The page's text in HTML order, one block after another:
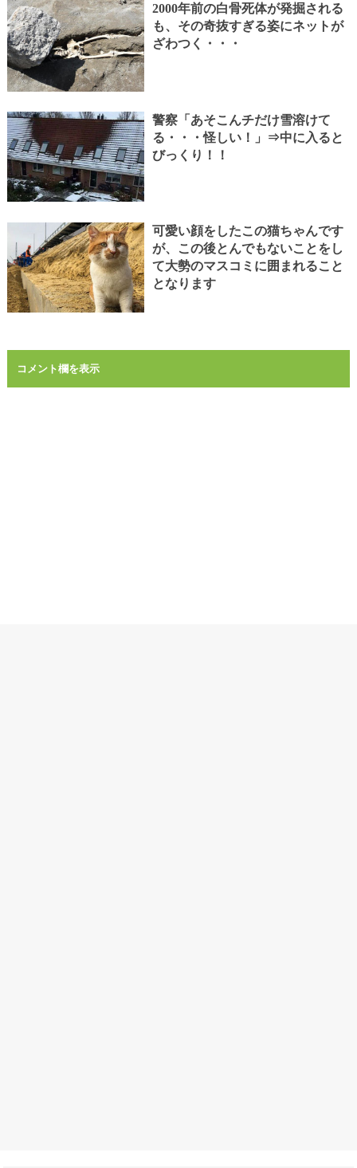
2000年前の白骨死体が発掘される
も、その奇抜すぎる姿にネットが
ざわつく・・・
警察「あそこんチだけ雪溶けて
る・・・怪しい！」⇒中に入ると
びっくり！！
可愛い顔をしたこの猫ちゃんです
が、この後とんでもないことをし
て大勢のマスコミに囲まれること
となります
コメント欄を表示